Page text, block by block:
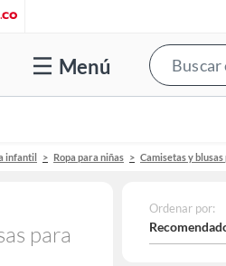
Menú
infantil Ropa para niñas Camisetas y
para
Ordenar por: